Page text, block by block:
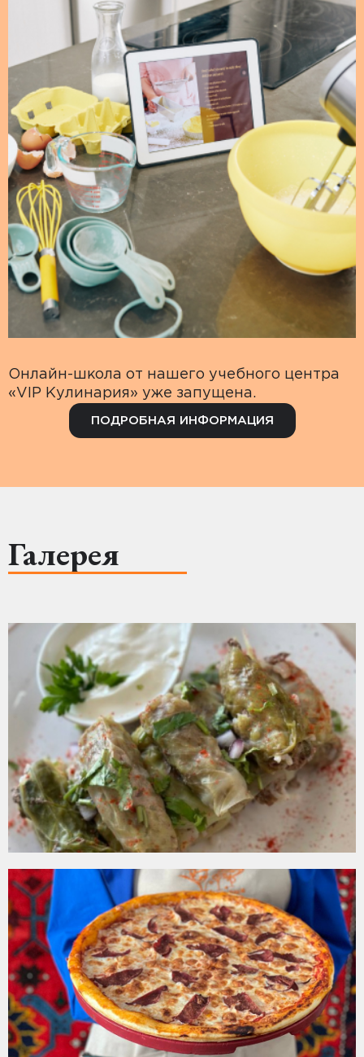
Онлайн-школа от нашего учебного центра
«VIP Кулинария» уже запущена.
ПОДРОБНАЯ ИНФОРМАЦИЯ
Галерея